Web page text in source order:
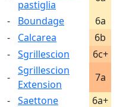
pastiglia
-
Boundage 6a
-
Calcarea 6b
- Sgrillescion 6c+
-
Sgrillescion
Extension
7a
- Saettone 6a+